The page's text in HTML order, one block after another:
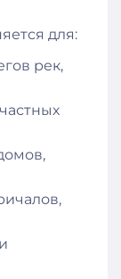
для:
рек,